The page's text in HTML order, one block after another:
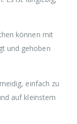
können mit
und gehoben
einfach zu
auf kleinstem